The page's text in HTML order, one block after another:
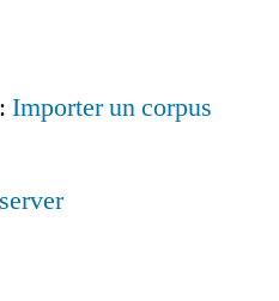
Importer un corpus